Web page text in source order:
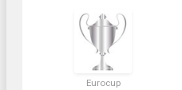
Eurocup